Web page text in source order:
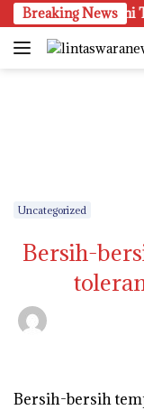
Langsung
ke
konten
Breaking News
Petani
Uncategorized
Bersih-
Bersih-bersih